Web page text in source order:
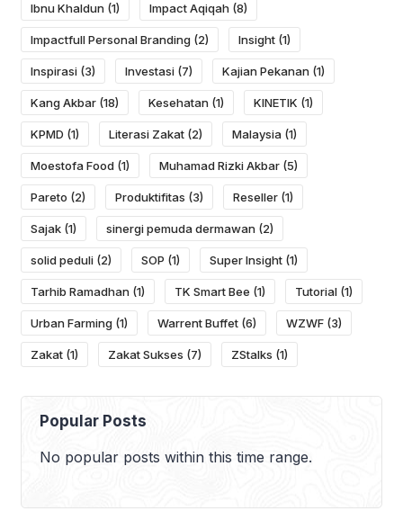
Ibnu Khaldun (1) Impact Aqiqah (8)
Impactfull Personal Branding (2) Insight (1)
Inspirasi (3) Investasi (7) Kajian Pekanan (1)
Kang Akbar (18) Kesehatan (1) KINETIK (1)
KPMD (1) Literasi Zakat (2) Malaysia (1)
Moestofa Food (1) Muhamad Rizki Akbar (5)
Pareto (2) Produktifitas (3) Reseller (1)
Sajak (1) sinergi pemuda dermawan (2)
solid peduli (2) SOP (1) Super Insight (1)
Tarhib Ramadhan (1) TK Smart Bee (1) Tutorial (1)
Urban Farming (1) Warrent Buffet (6) WZWF (3)
Zakat (1) Zakat Sukses (7) ZStalks (1)
Popular Posts
No popular posts within this time range.